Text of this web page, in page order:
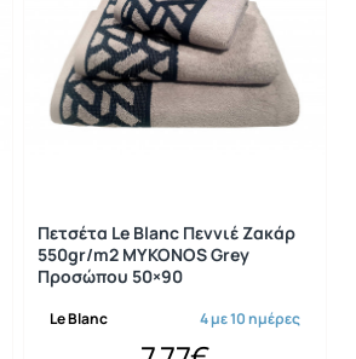
Le Blanc 4 με 10 ημέρες
Πετσέτα Le Blanc Πεννιέ Ζακάρ
550gr/m2 MYKONOS Grey
Προσώπου 50×90